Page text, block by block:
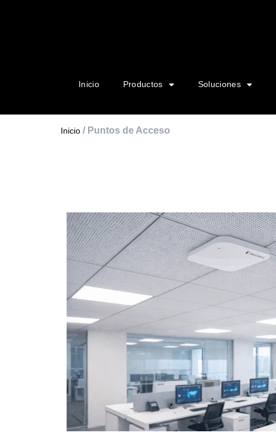
Inicio Productos Soluciones
Inicio / Puntos de Acceso